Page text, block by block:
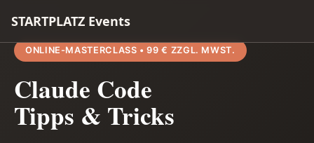
STARTPLATZ Events
ONLINE-MASTERCLASS • 99 € ZZGL. MWST.
Claude Code
Tipps & Tricks